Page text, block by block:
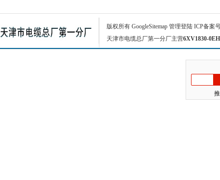
版权所有 GoogleSitemap 管理登陆 ICP备案
天津市电缆总厂第一分厂主营6XV1830-